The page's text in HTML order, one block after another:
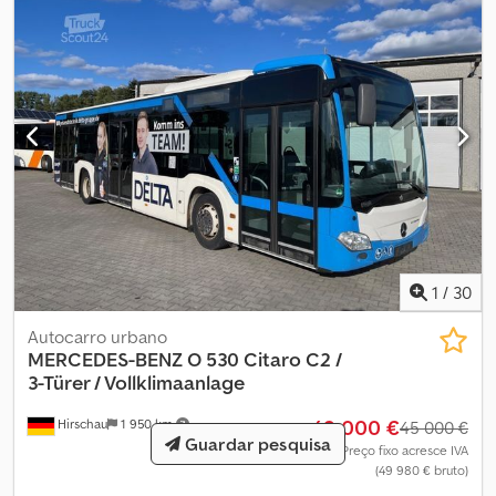
1 / 30
Hirschau 1 950 km
Autocarro urbano
MERCEDES-BENZO 530 Citaro C2 /
3-Türer / Vollklimaanlage
42 000 €45 000 €
Preço fixo acresce IVA
(49 980 € bruto)
Guardar pesquisa